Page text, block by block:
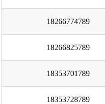
18266774789
18266825789
18353701789
18353728789